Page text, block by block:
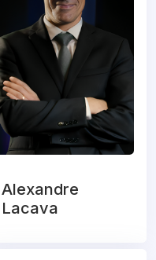
Alexandre
Lacava